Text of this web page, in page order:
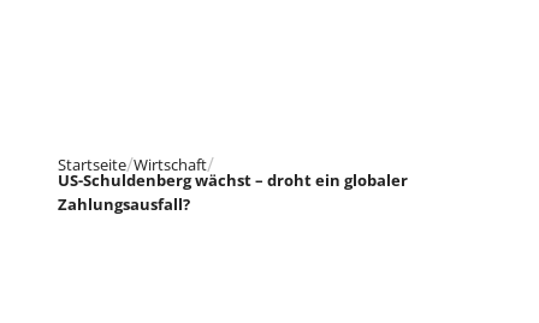
Startseite Wirtschaft
US-Schuldenberg wächst – droht ein globaler
Zahlungsausfall?